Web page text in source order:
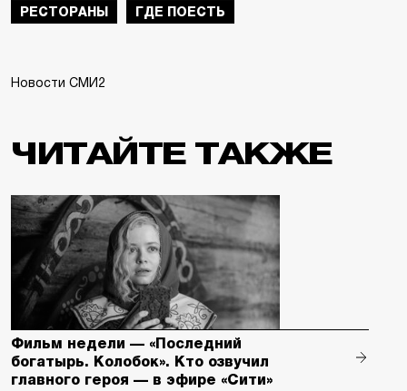
РЕСТОРАНЫ ГДЕ ПОЕСТЬ
Новости СМИ2
ЧИТАЙТЕ ТАКЖЕ
Фильм недели — «Последний
богатырь. Колобок». Кто озвучил
главного героя — в эфире «Сити»